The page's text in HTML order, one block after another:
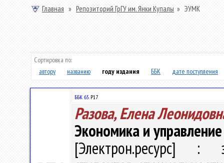
Главная » Репозиторий ГрГУ им. Янки Купалы » ЭУМК
Сортировка по:
автору
названию году издания ББК дате поступления
ББК 65.Р17
Разова, Елена
Экономика и
[Электрон.ресурс] :